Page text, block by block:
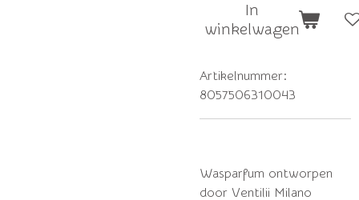
In
winkelwagen
Artikelnummer:
8057506310043
Wasparfum ontworpen
door Ventilii Milano